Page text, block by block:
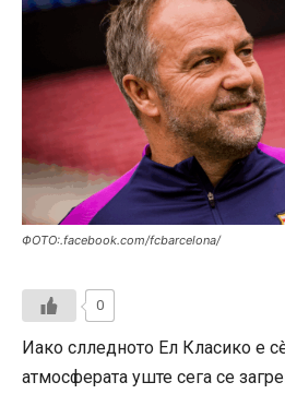
ФОТО:.facebook.com/fcbarcelona/
0
Иако слледното Ел Класико е
атмосферата уште сега се